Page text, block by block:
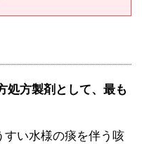
処方製剤として、最も
い水様の痰を伴う咳